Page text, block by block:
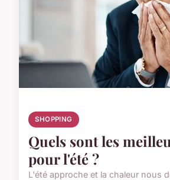
SHOPPING
Quels sont les
pour l'été ?
L'été approche et la chaleur nous